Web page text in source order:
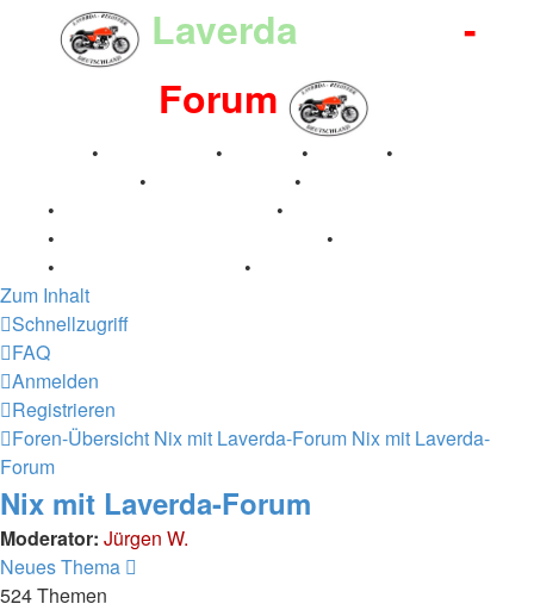
Laverda
-
Forum
• • •
•
• •
• •
• •
•
•
Zum Inhalt
Schnellzugriff
FAQ
Anmelden
Registrieren
Foren-Übersicht Nix mit Laverda-Forum Nix mit Laverda-
Forum
Nix mit Laverda-Forum
Moderator: Jürgen W.
Neues Thema
524 Themen